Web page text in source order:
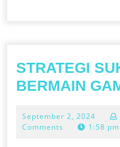
STRATEGI
BERMAIN
September 2, 2024
2,
Comments
1:58 pm